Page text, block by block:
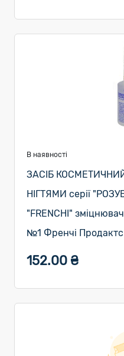
В наявності
ЗАСІБ
НІГТЯМИ серії
"FRENCHI"
№1 Френчі Продактс
152.00 ₴